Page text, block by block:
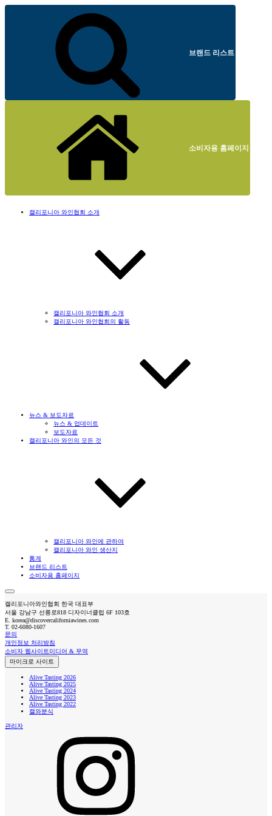
브랜드 리스트
소비자용 홈페이지
캘리포니아 와인협회 소개
캘리포니아 와인협회 소개
캘리포니아 와인협회의 활동
뉴스 & 보도자료
뉴스 & 업데이트
보도자료
캘리포니아 와인의 모든 것
캘리포니아 와인에 관하여
캘리포니아 와인 생산지
통계
브랜드 리스트
소비자용 홈페이지
캘리포니아와인협회 한국 대표부
서울 강남구 선릉로818 디자이너클럽 6F 103호
E. korea@discovercaliforniawines.com
T. 02-6080-1607
문의
개인정보 처리방침
소비자 웹사이트미디어 & 무역
마이크로 사이트
Alive Tasting 2026
Alive Tasting 2025
Alive Tasting 2024
Alive Tasting 2023
Alive Tasting 2022
캘와분식
관리자